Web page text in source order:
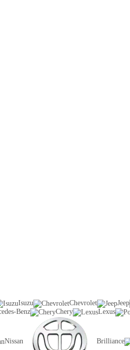
Isuzu Chevrolet Jeep
Benz Chery Lexus
Nissan Brilliance